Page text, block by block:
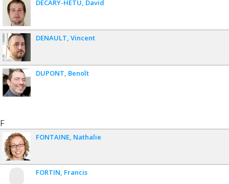
DÉCARY-HÉTU David
DENAULT Vincent
DUPONT Benoît
F
FONTAINE Nathalie
FORTIN Francis